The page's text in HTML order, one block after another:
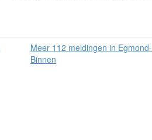
Meer 112 meldingen in Egmond-
Binnen